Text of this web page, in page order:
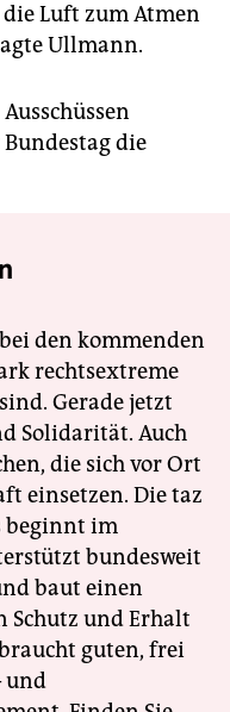
Luft zum Atmen
Ullmann.
die
den kommenden
rechtsextreme
Gerade jetzt
Solidarität. Auch
die sich vor Ort
einsetzen. Die taz
beginnt im
bundesweit
baut einen
Schutz und Erhalt
guten, frei
und